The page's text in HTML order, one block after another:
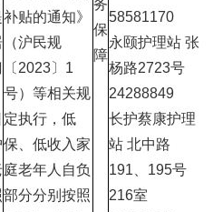
补贴的通知》
（沪民规
〔2023〕1
号）等相关规
定执行，低
保、低收入家
庭老年人自负
部分分别按照
务
保
障
58581170
永颐护理站 张
杨路2723号
24288849
长护蔡康护理
站 北中路
191、195号
216室